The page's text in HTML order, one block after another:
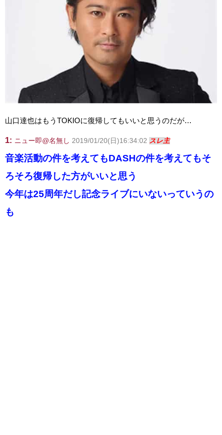
山口達也はもうTOKIOに復帰してもいいと思うのだが…
1: ニュー即@名無し 2019/01/20(日)16:34:02 スレ主
音楽活動の件を考えてもDASHの件を考えてもそ
ろそろ復帰した方がいいと思う
今年は25周年だし記念ライブにいないっていうの
も